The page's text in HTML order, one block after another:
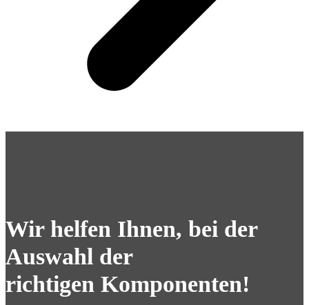
Wir helfen Ihnen, bei der
Auswahl der
richtigen Komponenten!